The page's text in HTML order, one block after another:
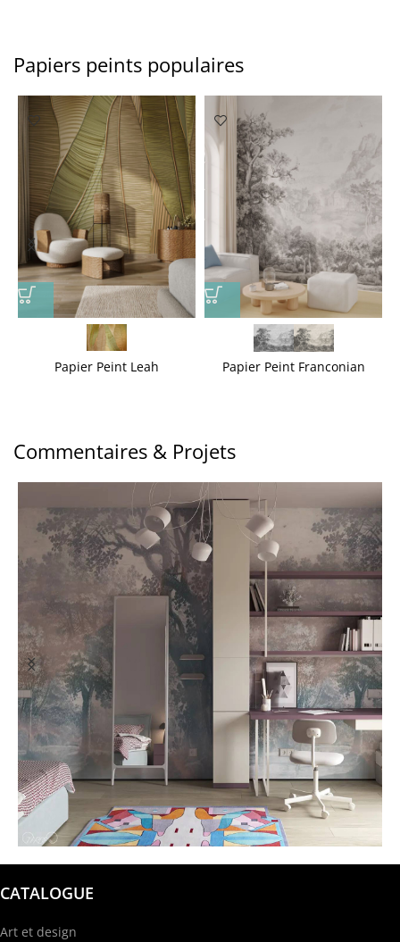
Papiers peints populaires
Papier Peint Leah Papier Peint Franconian
Commentaires & Projets
@garba.design
CATALOGUE
Art et design